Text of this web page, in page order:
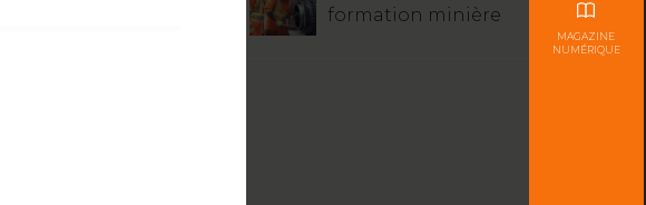
MAGAZINE
NUMÉRIQUE
formation minière